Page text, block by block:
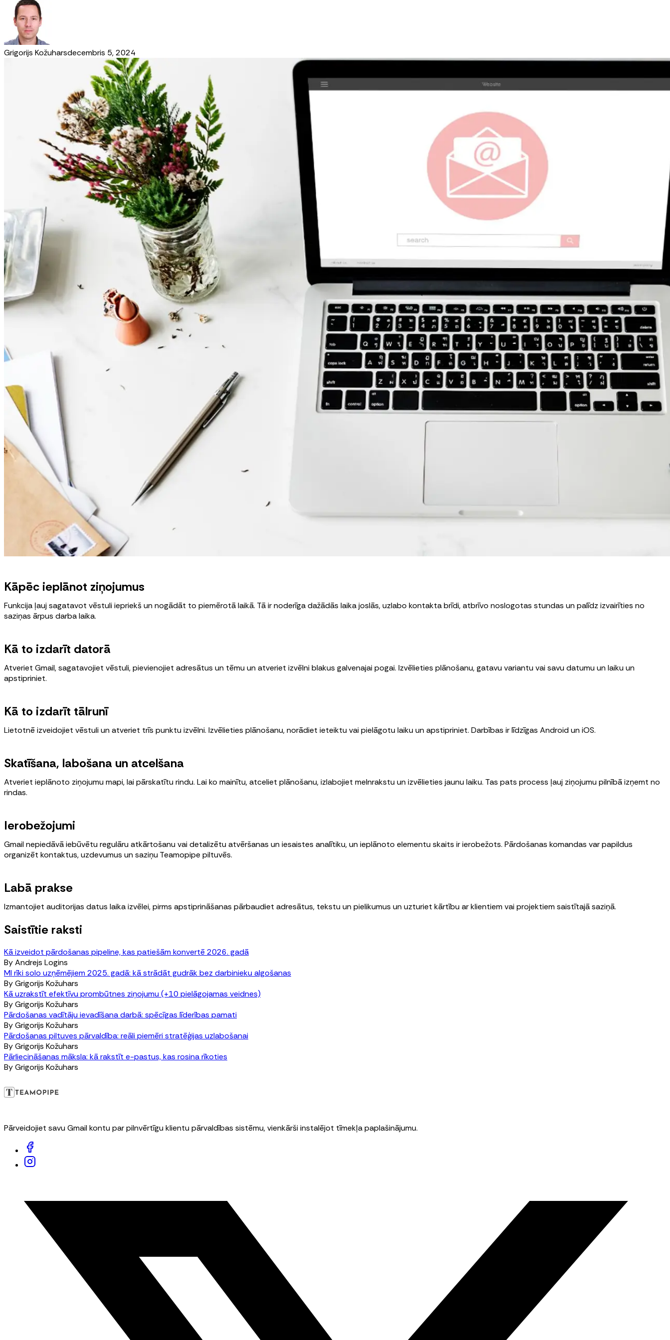
Grigorijs Kožuharsdecembris 5, 2024
Kāpēc ieplānot ziņojumus
Funkcija ļauj sagatavot vēstuli iepriekš un nogādāt to piemērotā laikā. Tā ir noderīga dažādās laika joslās, uzlabo kontakta brīdi, atbrīvo noslogotas stundas un palīdz izvairīties no
saziņas ārpus darba laika.
Kā to izdarīt datorā
Atveriet Gmail, sagatavojiet vēstuli, pievienojiet adresātus un tēmu un atveriet izvēlni blakus galvenajai pogai. Izvēlieties plānošanu, gatavu variantu vai savu datumu un laiku un
apstipriniet.
Kā to izdarīt tālrunī
Lietotnē izveidojiet vēstuli un atveriet trīs punktu izvēlni. Izvēlieties plānošanu, norādiet ieteiktu vai pielāgotu laiku un apstipriniet. Darbības ir līdzīgas Android un iOS.
Skatīšana, labošana un atcelšana
Atveriet ieplānoto ziņojumu mapi, lai pārskatītu rindu. Lai ko mainītu, atceliet plānošanu, izlabojiet melnrakstu un izvēlieties jaunu laiku. Tas pats process ļauj ziņojumu pilnībā izņemt no
rindas.
Ierobežojumi
Gmail nepiedāvā iebūvētu regulāru atkārtošanu vai detalizētu atvēršanas un iesaistes analītiku, un ieplānoto elementu skaits ir ierobežots. Pārdošanas komandas var papildus
organizēt kontaktus, uzdevumus un saziņu Teamopipe piltuvēs.
Labā prakse
Izmantojiet auditorijas datus laika izvēlei, pirms apstiprināšanas pārbaudiet adresātus, tekstu un pielikumus un uzturiet kārtību ar klientiem vai projektiem saistītajā saziņā.
Saistītie raksti
Kā izveidot pārdošanas pipeline, kas patiešām konvertē 2026. gadā
ByAndrejs Logins
MI rīki solo uzņēmējiem 2025. gadā: kā strādāt gudrāk bez darbinieku algošanas
ByGrigorijs Kožuhars
Kā uzrakstīt efektīvu prombūtnes ziņojumu (+10 pielāgojamas veidnes)
ByGrigorijs Kožuhars
Pārdošanas vadītāju ievadīšana darbā: spēcīgas līderības pamati
ByGrigorijs Kožuhars
Pārdošanas piltuves pārvaldība: reāli piemēri stratēģijas uzlabošanai
ByGrigorijs Kožuhars
Pārliecināšanas māksla: kā rakstīt e-pastus, kas rosina rīkoties
ByGrigorijs Kožuhars
Pārveidojiet savu Gmail kontu par pilnvērtīgu klientu pārvaldības sistēmu, vienkārši instalējot tīmekļa paplašinājumu.